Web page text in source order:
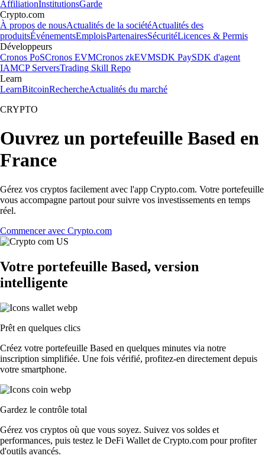
AffiliationInstitutionsGarde
Crypto.com
À propos de nousActualités de la sociétéActualités des
produitsÉvénementsEmploisPartenairesSécuritéLicences & Permis
Développeurs
Cronos PoSCronos EVMCronos zkEVMSDK PaySDK d'agent
IAMCP ServersTrading Skill Repo
Learn
LearnBitcoinRechercheActualités du marché
CRYPTO
Ouvrez un portefeuille Based en
France
Gérez vos cryptos facilement avec l'app Crypto.com. Votre portefeuille
vous accompagne partout pour suivre vos investissements en temps
réel.
Commencer avec Crypto.com
Votre portefeuille Based, version
intelligente
Prêt en quelques clics
Créez votre portefeuille Based en quelques minutes via notre
inscription simplifiée. Une fois vérifié, profitez-en directement depuis
votre smartphone.
Gardez le contrôle total
Gérez vos cryptos où que vous soyez. Suivez vos soldes et
performances, puis testez le DeFi Wallet de Crypto.com pour profiter
d'outils avancés.